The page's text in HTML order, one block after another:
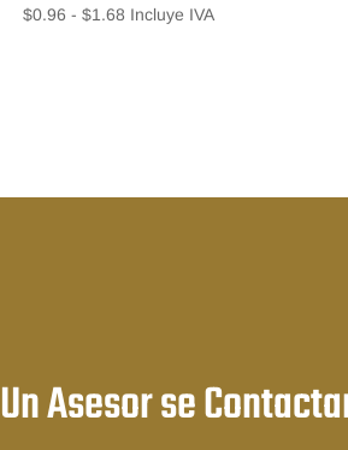
$0.96 - $1.68Rango
$1.68
Incluye IVA
Un Asesor se